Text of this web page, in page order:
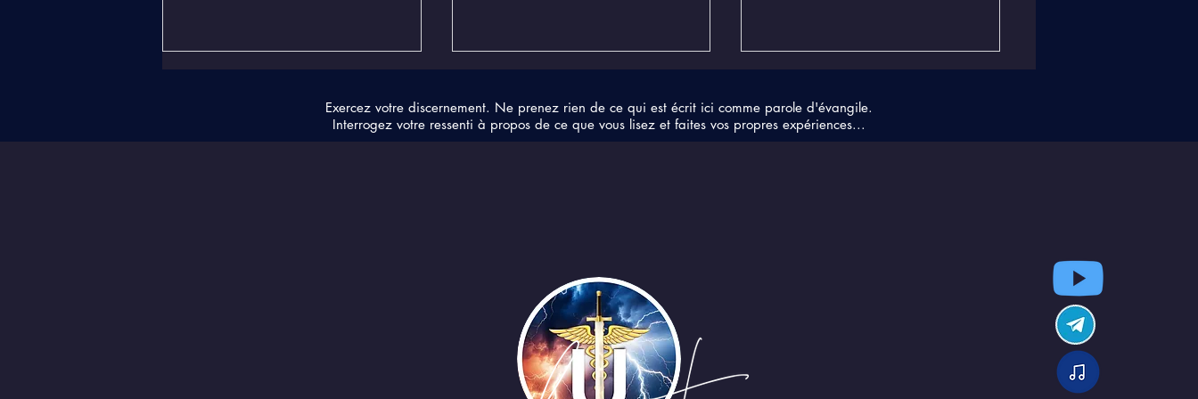
Exercez votre discernement. Ne prenez rien de ce qui est écrit ici comme parole d'évangile.
Interrogez votre ressenti à propos de ce que vous lisez et faites vos propres expériences...